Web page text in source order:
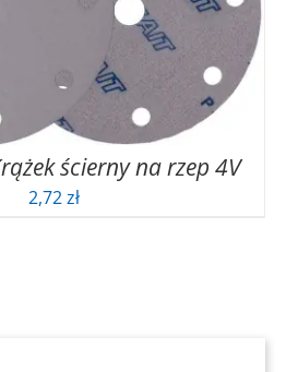
ścierny na rzep 4V
2,72zł